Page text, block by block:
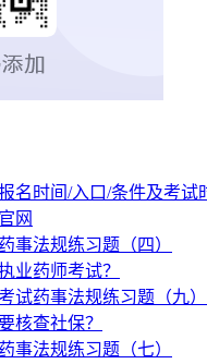
名时间/入口/条件及考试
网
事法规练习题（四）
业药师考试？
试药事法规练习题（九）
核查社保？
事法规练习题（七）